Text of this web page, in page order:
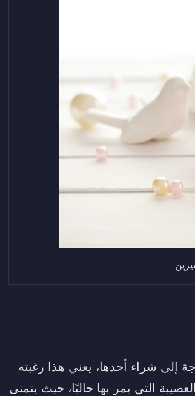
إلى شراء أحدها، يعني هذا رغبته
التي يمر بها حاليًا، حيث يتمنى